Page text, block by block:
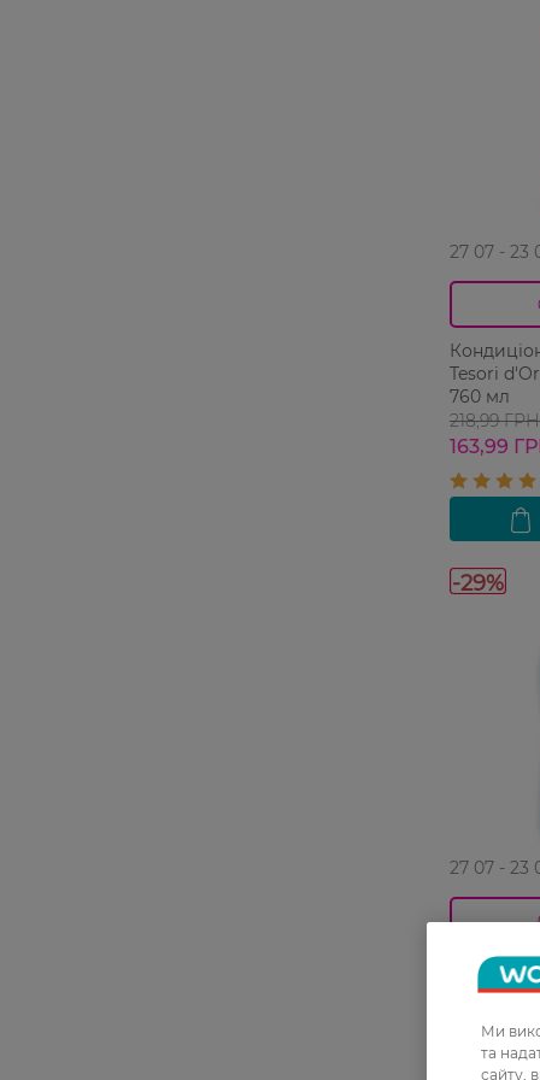
27 07 - 23
Tesori
760 мл
218,99 ГРН
163,99
-29%
27 07 - 23
Silan
155,99 ГРН
109,99
Ми
та
сайту,